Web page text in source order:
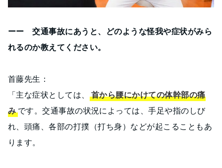
ーー 交通事故にあうと、どのような怪我や症状がみら
れるのか教えてください。
首藤先生：
「主な症状としては、
首から腰にかけての体幹部の痛
みです。交通事故の状況によっては、手足や指のしび
れ、頭痛、各部の打撲（打ち身）などが起こることもあ
ります。